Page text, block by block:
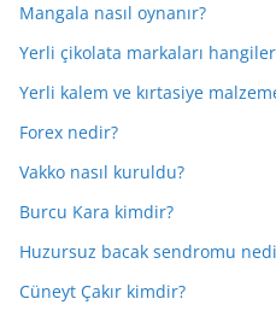
Mangala nasıl oynanır?
Yerli çikolata markaları
Yerli kalem ve kırtasiye
Forex nedir?
Vakko nasıl kuruldu?
Burcu Kara kimdir?
Huzursuz bacak sendromu
Cüneyt Çakır kimdir?